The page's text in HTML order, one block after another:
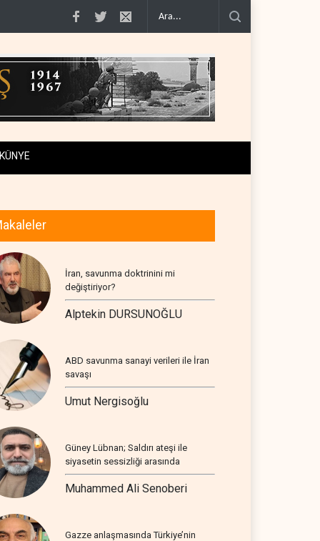
geçiş.. Trump, mühimmat krizini ifşa edenleri tehdit etti..
KÜNYE
İran, savunma doktrinini mi
değiştiriyor?
Alptekin DURSUNOĞLU
ABD savunma sanayi verileri ile İran
savaşı
Umut Nergisoğlu
Güney Lübnan; Saldırı ateşi ile
siyasetin sessizliği arasında
Muhammed Ali Senoberi
Gazze anlaşmasında Türkiye’nin